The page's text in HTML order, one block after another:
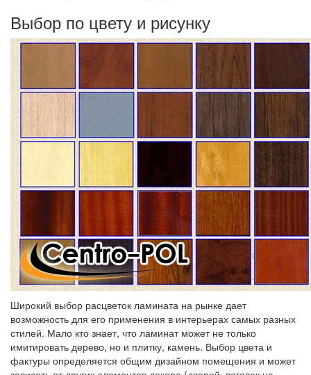
Выбор по цвету и рисунку
Широкий выбор расцветок ламината на рынке дает
возможность для его применения в интерьерах самых разных
стилей. Мало кто знает, что ламинат может не только
имитировать дерево, но и плитку, камень. Выбор цвета и
фактуры определяется общим дизайном помещения и может